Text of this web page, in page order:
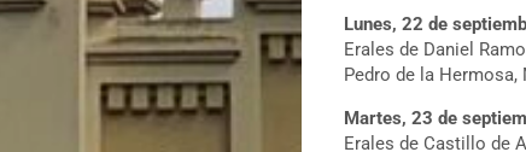
Lunes, 22 de
Erales de Daniel
Pedro de la
Martes, 23 de
Erales de Castillo de